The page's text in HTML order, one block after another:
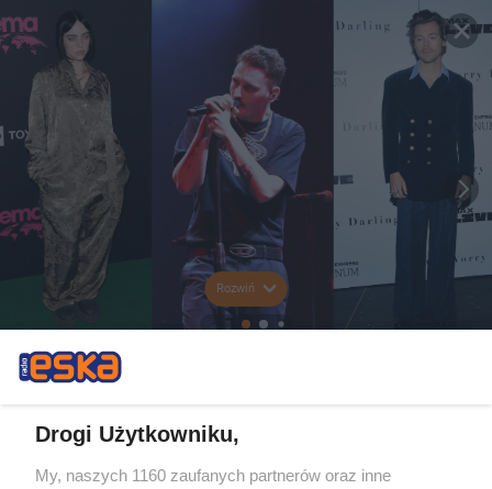
Rozwiń
Drogi Użytkowniku,
My, naszych 1160 zaufanych partnerów oraz inne